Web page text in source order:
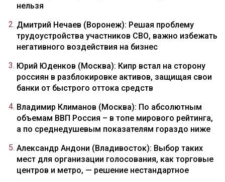
нельзя
Дмитрий Нечаев (Воронеж): Решая проблему
трудоустройства участников СВО, важно избежать
негативного воздействия на бизнес
Юрий Юденков (Москва): Кипр встал на сторону
россиян в разблокировке активов, защищая свои
банки от быстрого оттока средств
Владимир Климанов (Москва): По абсолютным
объемам ВВП Россия – в топе мирового рейтинга,
а по среднедушевым показателям гораздо ниже
Александр Андони (Владивосток): Выбор таких
мест для организации голосования, как торговые
центров и метро, — решение нестандартное